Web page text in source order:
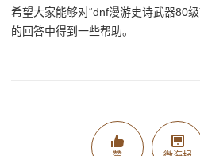
希望大家能够对“dnf漫游史诗武器80
的回答中得到一些帮助。